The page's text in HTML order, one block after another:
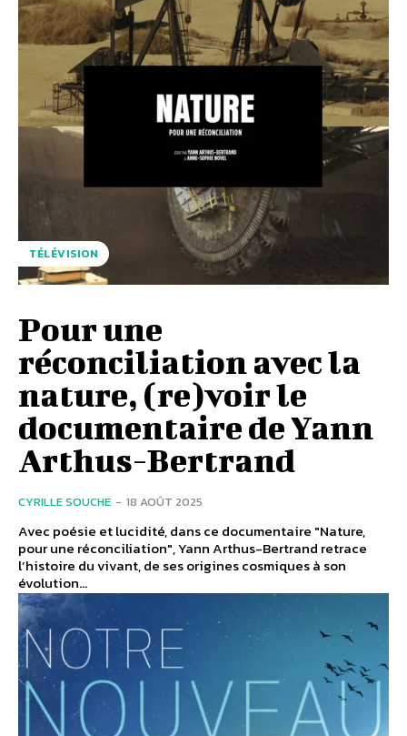
TÉLÉVISION
Pour une
réconciliation avec la
nature, (re)voir le
documentaire de Yann
Arthus-Bertrand
CYRILLE SOUCHE - 18 AOÛT 2025
Avec poésie et lucidité, dans ce documentaire "Nature,
pour une réconciliation", Yann Arthus-Bertrand retrace
l’histoire du vivant, de ses origines cosmiques à son
évolution...